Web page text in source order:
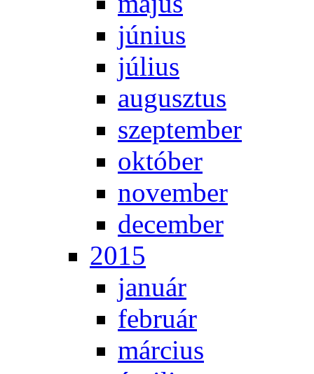
jú­ni­us
jú­li­us
au­gusz­tus
szep­tem­ber
ok­tó­ber
no­vem­ber
de­cem­ber
2015
ja­nu­ár
feb­ru­ár
már­ci­us